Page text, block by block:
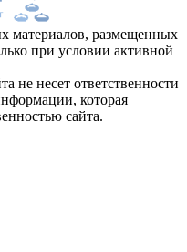
материалов, размещенных
при условии активной
не несет ответственности
которая
сайта.